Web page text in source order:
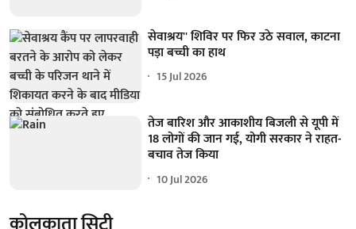
सेवाश्रय'' शिविर पर फिर उठे सवाल, काटना
पड़ा बच्ची का हाथ
15 Jul 2026
तेज बारिश और आकाशीय बिजली से यूपी में
18 लोगों की जान गई, योगी सरकार ने राहत-
बचाव तेज किया
10 Jul 2026